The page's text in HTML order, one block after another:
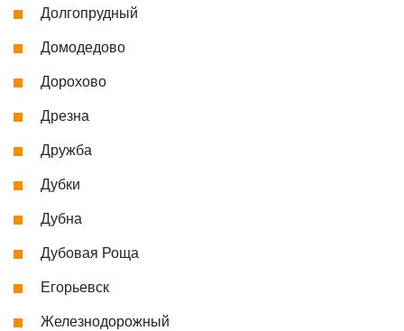
Долгопрудный
Домодедово
Дорохово
Дрезна
Дружба
Дубки
Дубна
Дубовая Роща
Егорьевск
Железнодорожный